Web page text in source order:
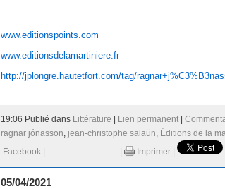
www.editionspoints.com
www.editionsdelamartiniere.fr
http://jplongre.hautetfort.com/tag/
19:06 Publié dans Littérature Lien permanent
ragnar jónasson, jean-christophe salaün, Éditions de la
Facebook
Imprimer
05/04/2021